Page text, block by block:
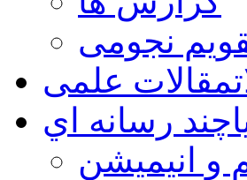
نجومی
مقالات علمی
چند رسانه اي
و انیمیشن